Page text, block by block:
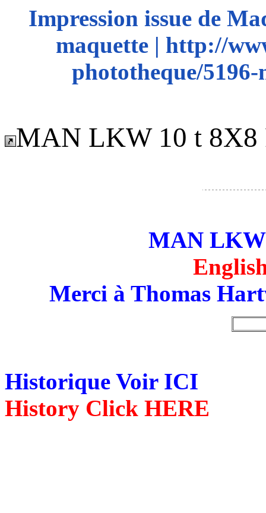
Impression issue de
maquette | http://
phototheque/
MAN LKW 10 t 8X8
MAN LKW
Merci à Thomas
Historique Voir ICI
History Click HERE